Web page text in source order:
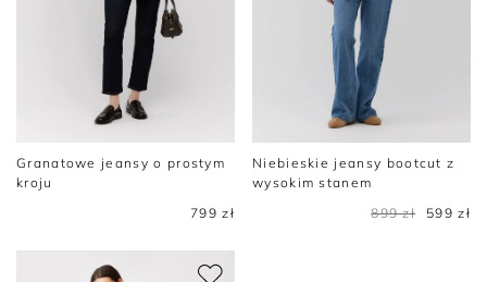
Granatowe jeansy o prostym
kroju
799 zł
Niebieskie jeansy bootcut z
wysokim stanem
899 zł
599 zł